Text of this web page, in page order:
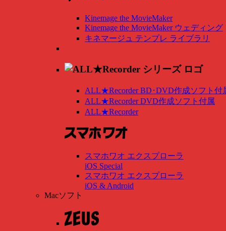
Kinemage the MovieMaker
Kinemage the MovieMaker ウェディング
キネマージュ テンプレ ライブラリ
ALL★Recorder BD･DVD作成ソフト付
ALL★Recorder DVD作成ソフト付属
ALL★Recorder
スマホワオ エクスプローラ
iOS Special
スマホワオ エクスプローラ
iOS & Android
Macソフト